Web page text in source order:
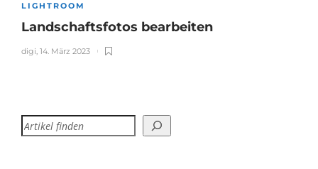
LIGHTROOM
Landschaftsfotos bearbeiten
digi, 14. März 2023